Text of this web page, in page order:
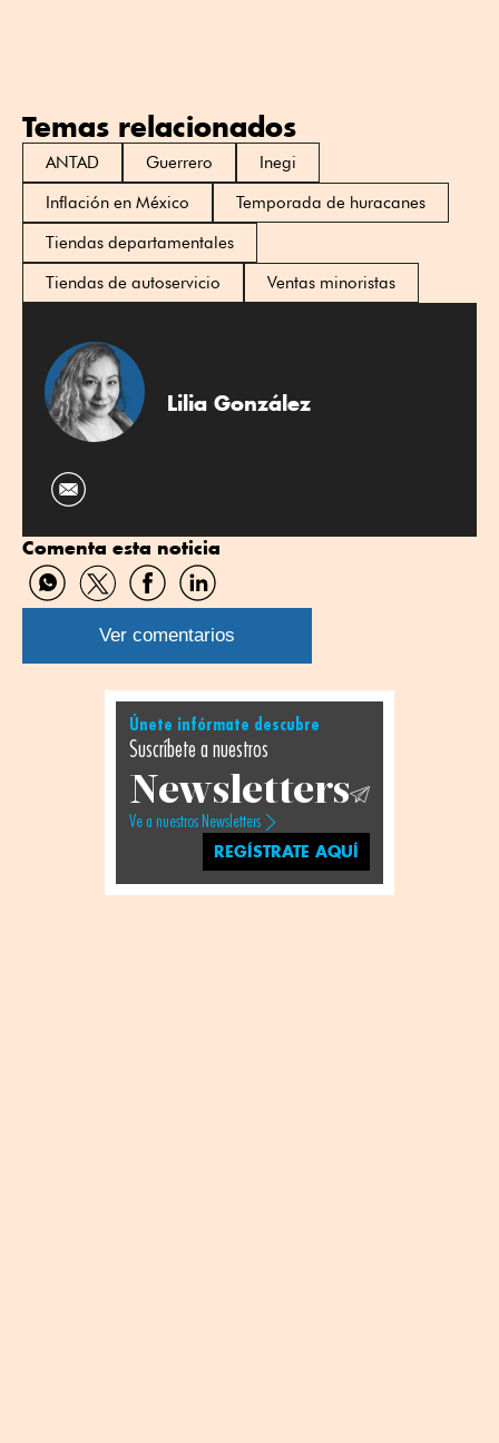
Temas relacionados
ANTAD Guerrero
Inegi
Inflación en México
Temporada de huracanes
Tiendas departamentales
Tiendas de autoservicio
Ventas minoristas
Lilia González
Comenta esta noticia
Compartir
por
WhatsApp
Compartir
por
Twitter
Compartir
por
Facebook
Compartir
por
Linkedin
Ver comentarios
Únete infórmate descubre
Suscríbete a nuestros
Newsletters
Ve a nuestros Newsletters
REGÍSTRATE AQUÍ